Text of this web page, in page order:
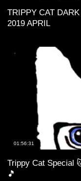
TRIPPY CAT
2019 APRIL
01:56:31
Trippy Cat Special
🎵